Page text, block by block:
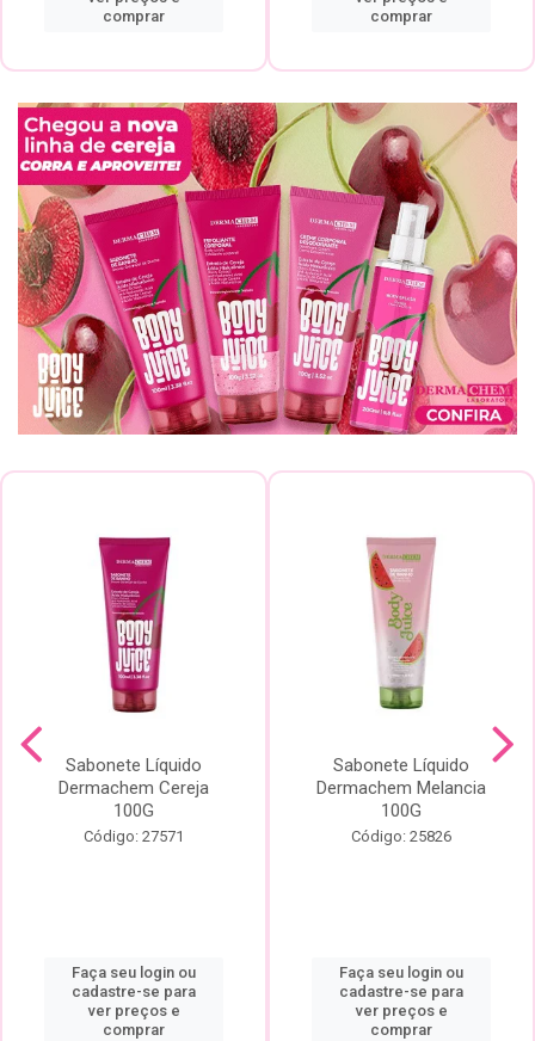
comprar
comprar
Sabonete Líquido
Dermachem Cereja
100G
Código: 27571
Faça seu login ou
cadastre-se para
ver preços e
comprar
Sabonete Líquido
Dermachem Melancia
100G
Código: 25826
Faça seu login ou
cadastre-se para
ver preços e
comprar